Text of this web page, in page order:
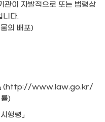
관이 자발적으로 또는 법령상
니다.
의 배포)
(http://www.law.go.kr/
)
행령」